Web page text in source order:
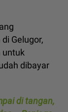
Gelugor,
untuk
dibayar
di tangan,